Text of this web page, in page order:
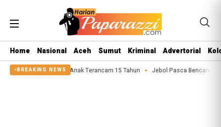
Home Nasional Aceh Sumut Kriminal Advertorial
BREAKING NEWS
Asusila Anak Terancam 15 Tahun Jebol Pasca Bencana 2025,